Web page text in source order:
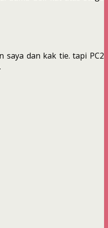
saya dan kak tie. tapi PC2